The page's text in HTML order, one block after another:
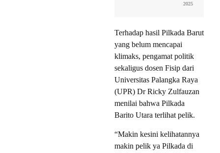
2025
Terhadap hasil Pilkada Barut
yang belum mencapai
klimaks, pengamat politik
sekaligus dosen Fisip dari
Universitas Palangka Raya
(UPR) Dr Ricky Zulfauzan
menilai bahwa Pilkada
Barito Utara terlihat pelik.
“Makin kesini kelihatannya
makin pelik ya Pilkada di